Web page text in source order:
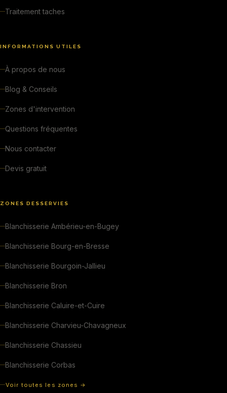
Traitement taches
INFORMATIONS UTILES
À propos de nous
Blog & Conseils
Zones d'intervention
Questions fréquentes
Nous contacter
Devis gratuit
ZONES DESSERVIES
Blanchisserie Ambérieu-en-Bugey
Blanchisserie Bourg-en-Bresse
Blanchisserie Bourgoin-Jallieu
Blanchisserie Bron
Blanchisserie Caluire-et-Cuire
Blanchisserie Charvieu-Chavagneux
Blanchisserie Chassieu
Blanchisserie Corbas
Voir toutes les zones →